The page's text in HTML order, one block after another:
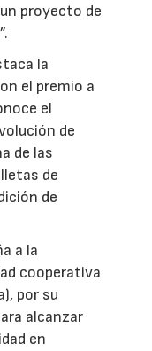
proyecto de
la
el premio a
el
de
de las
de
de
a la
cooperativa
por su
alcanzar
en